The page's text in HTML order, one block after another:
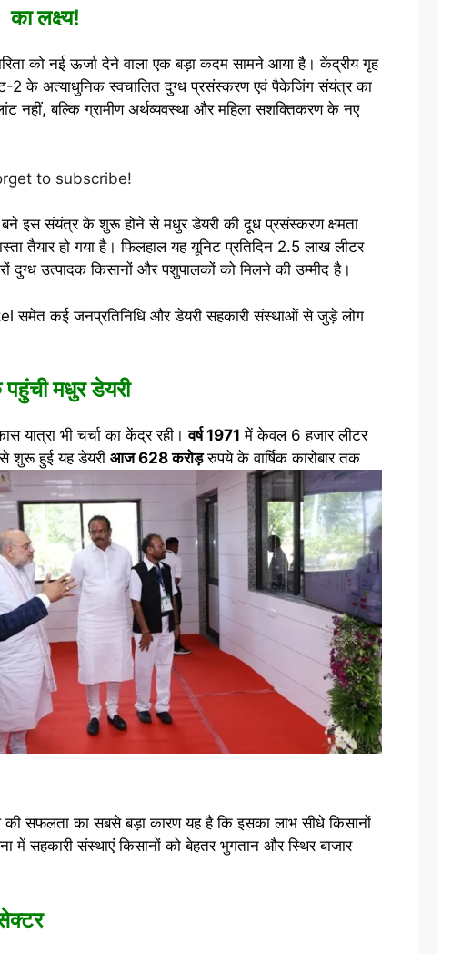
का लक्ष्य!
को नई ऊर्जा देने वाला एक बड़ा कदम सामने आया है। केंद्रीय गृह
2 के अत्याधुनिक स्वचालित दुग्ध प्रसंस्करण एवं पैकेजिंग संयंत्र का
नहीं, बल्कि ग्रामीण अर्थव्यवस्था और महिला सशक्तिकरण के नए
to subscribe!
इस संयंत्र के शुरू होने से मधुर डेयरी की दूध प्रसंस्करण क्षमता
तैयार हो गया है। फिलहाल यह यूनिट प्रतिदिन 2.5 लाख लीटर
दुग्ध उत्पादक किसानों और पशुपालकों को मिलने की उम्मीद है।
समेत कई जनप्रतिनिधि और डेयरी सहकारी संस्थाओं से जुड़े लोग
मधुर डेयरी
यात्रा भी चर्चा का केंद्र रही।वर्ष 1971 में केवल 6 हजार लीटर
शुरू हुई यह डेयरी आज 628 करोड़रुपये के वार्षिक कारोबार तक
की सफलता का सबसे बड़ा कारण यह है कि इसका लाभ सीधे किसानों
सहकारी संस्थाएं किसानों को बेहतर भुगतान और स्थिर बाजार